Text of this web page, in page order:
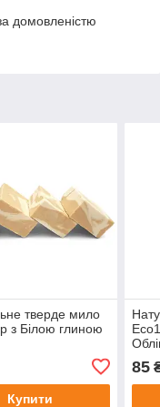
домовленістю
тверде мило
з Білою глиною
Купити
85